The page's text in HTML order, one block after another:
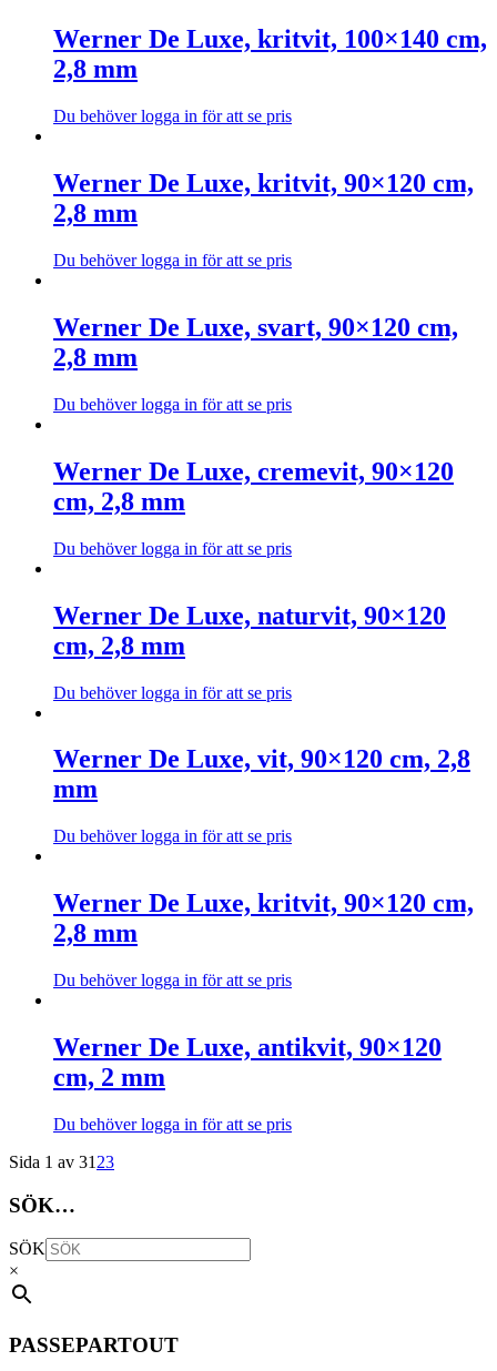
kan
väljas
på
produktsidan
produkten
har
flera
De
olika
kan
väljas
på
produktsidan
Werner De Luxe, kritvit, 100×140 cm,
2,8 mm
Du behöver logga in för att se pris
produkten
har
flera
De
olika
kan
väljas
på
produktsidan
Werner De Luxe, kritvit, 90×120 cm,
2,8 mm
Du behöver logga in för att se pris
produkten
har
flera
De
olika
kan
väljas
på
produktsidan
Werner De Luxe, svart, 90×120 cm,
2,8 mm
Du behöver logga in för att se pris
produkten
har
flera
De
olika
kan
väljas
på
produktsidan
Werner De Luxe, cremevit, 90×120
cm, 2,8 mm
Du behöver logga in för att se pris
produkten
har
flera
De
olika
kan
väljas
på
produktsidan
Werner De Luxe, naturvit, 90×120
cm, 2,8 mm
Du behöver logga in för att se pris
produkten
har
flera
De
kan
väljas
på
produktsidan
Werner De Luxe, vit, 90×120 cm, 2,8
mm
Du behöver logga in för att se pris
produkten
har
flera
De
olika
kan
väljas
på
produktsidan
Werner De Luxe, kritvit, 90×120 cm,
2,8 mm
Du behöver logga in för att se pris
produkten
har
flera
De
olika
alternativen
väljas
på
produktsidan
Werner De Luxe, antikvit, 90×120
cm, 2 mm
Du behöver logga in för att se pris
här
har
varianter.
De
väljas
Sida 1 av 31 23
SÖK…
SÖK
×
PASSEPARTOUT